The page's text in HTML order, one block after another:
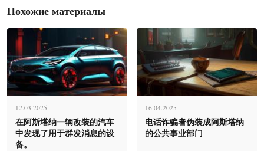
Похожие материалы
12.03.2025
在阿斯塔纳一辆改装的汽车
中发现了用于群发消息的设
备。
16.04.2025
电话诈骗者伪装成阿斯塔纳
的公共事业部门